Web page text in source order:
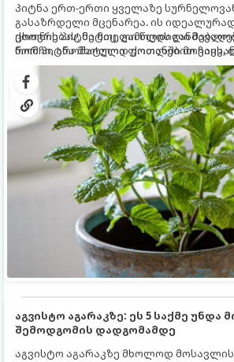
პიტნა ერთ-ერთი ყველაზე
გასაზრდელი მცენარეა. ის
ცხოვრებას, მეტიც, გამოცდილი
რომ პიტნა მხოლოდ ქოთანში
გრუნტში (ბაღში) დარგვისას ის
სწრაფად ვრცელდება და სხვა
ქოთნის პიტნა მთელი წლის
ნორჩი, არომატული ფოთლებით ჩაის,
კერძებისთვის.
აგვისტო აგარაკზე: ეს 5 საქმე უნდა
შემოდგომის დადგომამდე
აგვისტო აგარაკზე მხოლოდ